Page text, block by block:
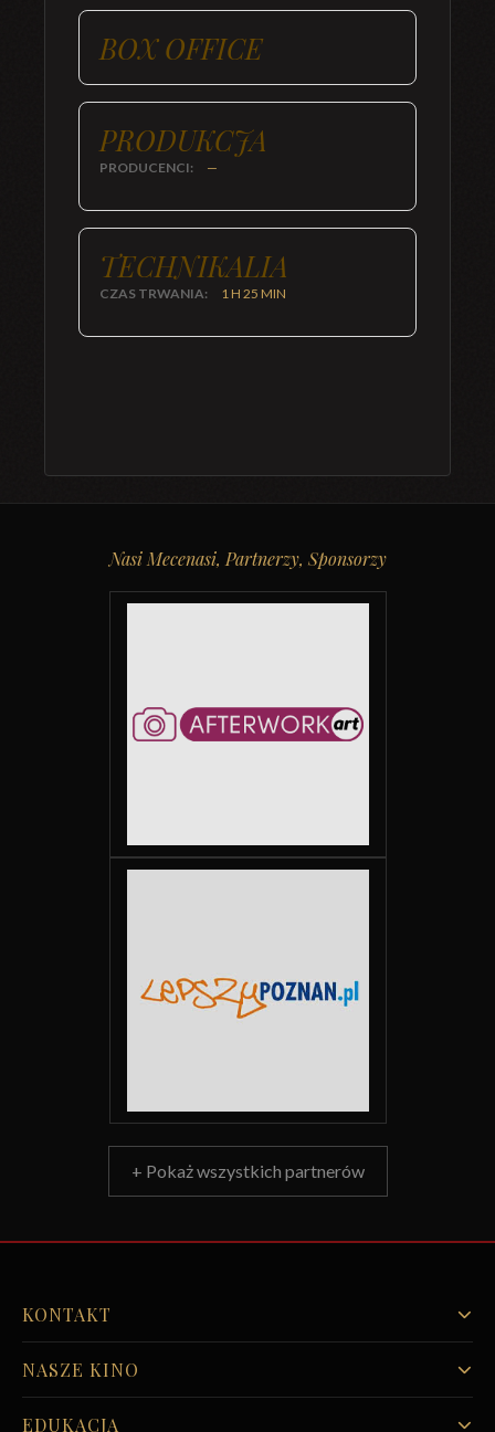
BOX OFFICE
PRODUKCJA
PRODUCENCI: —
TECHNIKALIA
CZAS TRWANIA: 1 H 25 MIN
Nasi Mecenasi, Partnerzy, Sponsorzy
+ Pokaż wszystkich partnerów
KONTAKT
NASZE KINO
EDUKACJA